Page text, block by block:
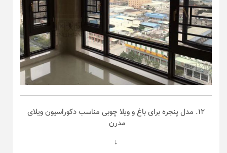
۱۲. مدل پنجره برای باغ و ویلا چوبی مناسب دکوراسیون ویلای
مدرن
↓